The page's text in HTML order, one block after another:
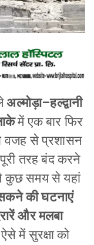
अल्मोड़ा–हल्द्वानी
में एक बार फिर
वजह से प्रशासन
तरह बंद करने
कुछ समय से यहां
की घटनाएं
और मलबा
में सुरक्षा को